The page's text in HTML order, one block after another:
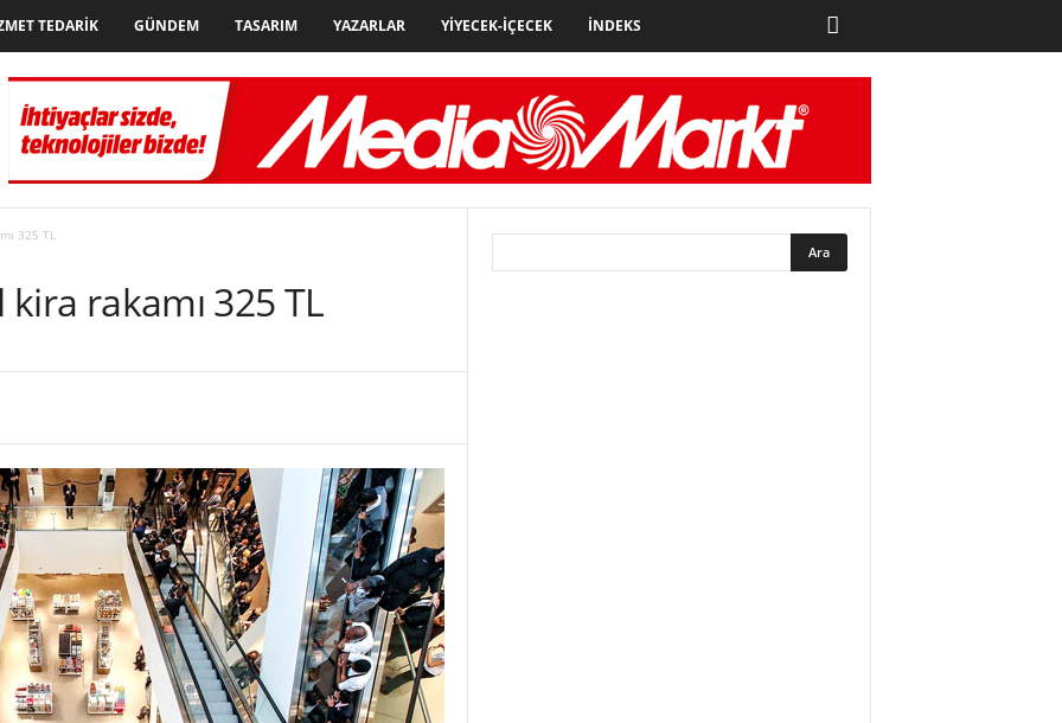
TEDARIK GÜNDEM TASARIM YAZARLAR YIYECEK-İÇECEK İNDEKS
325 TL
rakamı 325 TL